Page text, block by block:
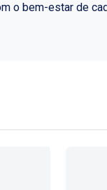
o bem-estar de